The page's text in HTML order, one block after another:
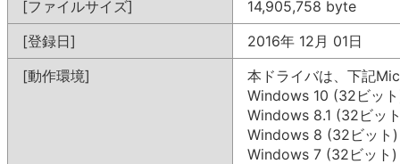
[ファイルサイズ]
14,905,758 byte
[登録日]
2016年 12月 01日
[動作環境]
本ドライバは、下記
Windows 10 (32ビッ
Windows 8.1 (32ビッ
Windows 8 (32ビット)
Windows 7 (32ビット)